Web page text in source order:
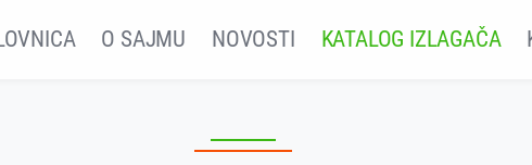
O SAJMU NOVOSTI KATALOG IZLAGAČA